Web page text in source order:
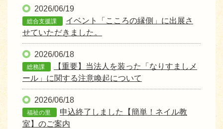
2026/06/19
総合支援課
イベント「こころの縁側」に出展さ
せていただきました。
2026/06/18
総務課
【重要】当法人を装った「なりすましメ
ール」に関する注意喚起について
2026/06/18
福祉の里
申込終了しました【簡単！ネイル教
室】のご案内